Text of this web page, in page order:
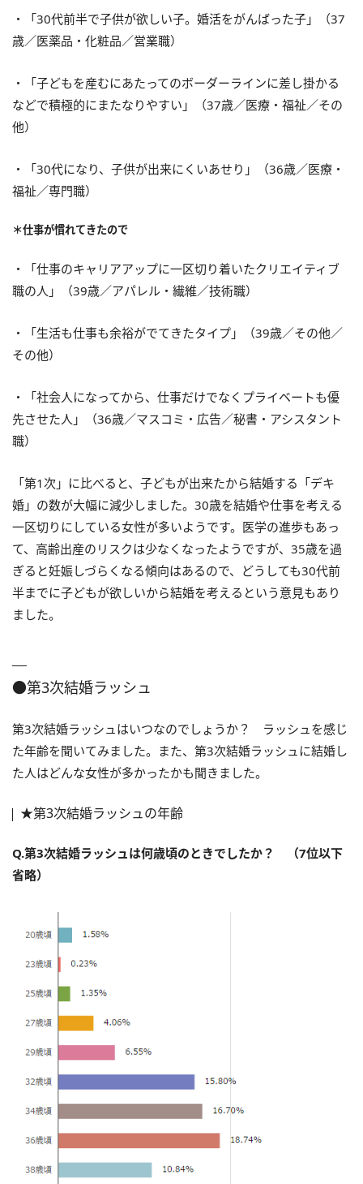
・「30代前半で子供が欲しい子。婚活をがんばった子」（37
歳／医薬品・化粧品／営業職）
・「子どもを産むにあたってのボーダーラインに差し掛かる
などで積極的にまたなりやすい」（37歳／医療・福祉／その
他）
・「30代になり、子供が出来にくいあせり」（36歳／医療・
福祉／専門職）
＊仕事が慣れてきたので
・「仕事のキャリアアップに一区切り着いたクリエイティブ
職の人」（39歳／アパレル・繊維／技術職）
・「生活も仕事も余裕がでてきたタイプ」（39歳／その他／
その他）
・「社会人になってから、仕事だけでなくプライベートも優
先させた人」（36歳／マスコミ・広告／秘書・アシスタント
職）
「第1次」に比べると、子どもが出来たから結婚する「デキ
婚」の数が大幅に減少しました。30歳を結婚や仕事を考える
一区切りにしている女性が多いようです。医学の進歩もあっ
て、高齢出産のリスクは少なくなったようですが、35歳を過
ぎると妊娠しづらくなる傾向はあるので、どうしても30代前
半までに子どもが欲しいから結婚を考えるという意見もあり
ました。
●第3次結婚ラッシュ
第3次結婚ラッシュはいつなのでしょうか？ ラッシュを感じ
た年齢を聞いてみました。また、第3次結婚ラッシュに結婚し
た人はどんな女性が多かったかも聞きました。
★第3次結婚ラッシュの年齢
Q.第3次結婚ラッシュは何歳頃のときでしたか？ （7位以下
省略）